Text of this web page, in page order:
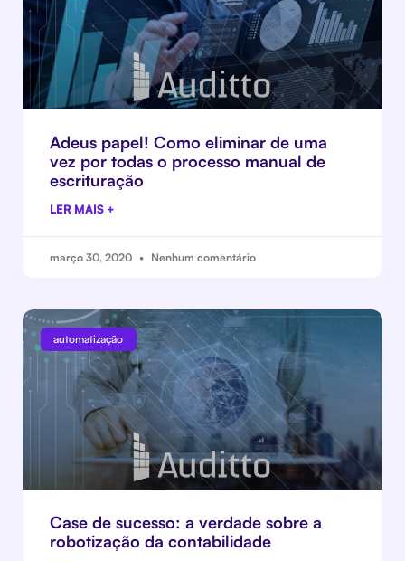
Adeus papel! Como eliminar de uma
vez por todas o processo manual de
escrituração
LER MAIS +
março 30, 2020 Nenhum comentário
automatização
Case de sucesso: a verdade sobre a
robotização da contabilidade